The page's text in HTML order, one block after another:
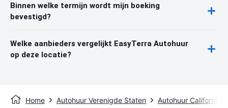
Binnen welke termijn wordt mijn boeking
bevestigd?
Welke aanbieders vergelijkt EasyTerra Autohuur
op deze locatie?
Home Autohuur Verenigde Staten Autohuur Californië